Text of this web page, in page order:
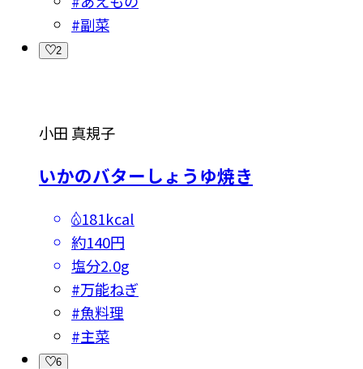
#副菜
2
小田 真規子
いかのバターしょうゆ焼き
181kcal
約140円
塩分2.0g
#万能ねぎ
#魚料理
#主菜
6